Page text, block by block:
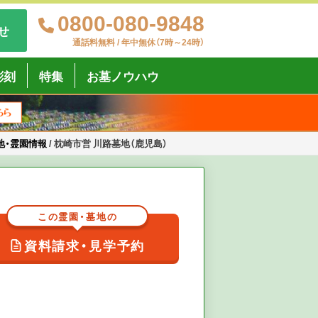
0800-080-9848
通話料無料 / 年中無休（7時～24時）
刻 特集 お墓ノウハウ
・霊園情報 /枕崎市営 川路墓地（鹿児島）
この霊園・墓地の
資料請求・見学予約